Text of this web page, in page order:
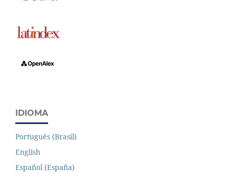
IDIOMA
Português (Brasil)
English
Español (España)